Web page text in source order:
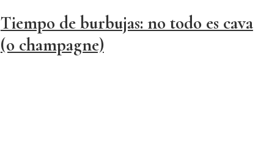
Tiempo de burbujas: no todo es cava
(o champagne)